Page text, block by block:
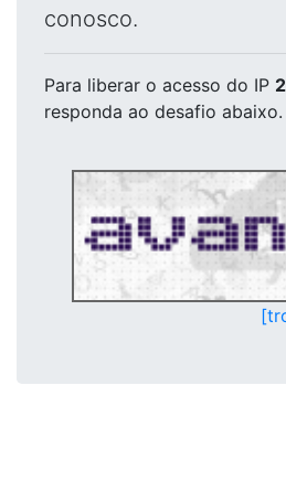
conosco.
Para liberar o acesso do IP
responda ao desafio abaixo.